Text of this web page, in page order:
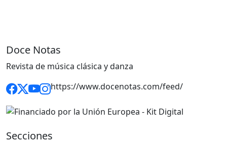
Doce Notas
Revista de música clásica y danza
https://www.docenotas.com/feed/
Secciones